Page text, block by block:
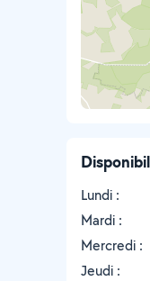
Lundi :
Mardi :
Mercredi :
Jeudi :